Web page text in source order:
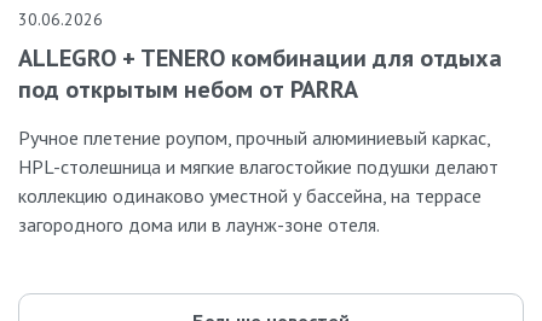
30.06.2026
ALLEGRO + TENERO комбинации для отдыха
под открытым небом от PARRA
Ручное плетение роупом, прочный алюминиевый каркас,
HPL-столешница и мягкие влагостойкие подушки делают
коллекцию одинаково уместной у бассейна, на террасе
загородного дома или в лаунж-зоне отеля.